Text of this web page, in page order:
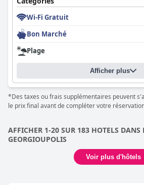
Wi-Fi Gratuit
Bon Marché
Plage
Afficher plus
*Des taxes ou frais supplémentaires peuvent
le prix final avant de compléter votre
AFFICHER 1-20 SUR 183 HOTELS DANS
GEORGIOUPOLIS
Voir plus d'hôtels